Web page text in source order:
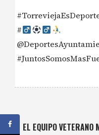
#‍
EL EQUIPO VETERANO